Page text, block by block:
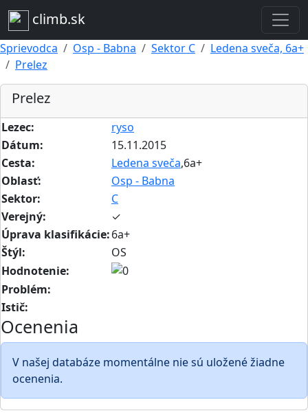
climb.sk
Sprievodca Osp - Babna Sektor C
Ledena sveča, 6a+
Prelez
Prelez
Lezec:
ryso
Dátum:
15.11.2015
Cesta:
Ledena sveča,6a+
Oblasť:
Osp - Babna
Sektor:
C
Verejný:
✓
Úprava klasifikácie:6a+
Štýl:
OS
Hodnotenie:
Problém:
Istič:
Ocenenia
V našej databáze momentálne nie sú uložené žiadne
ocenenia.